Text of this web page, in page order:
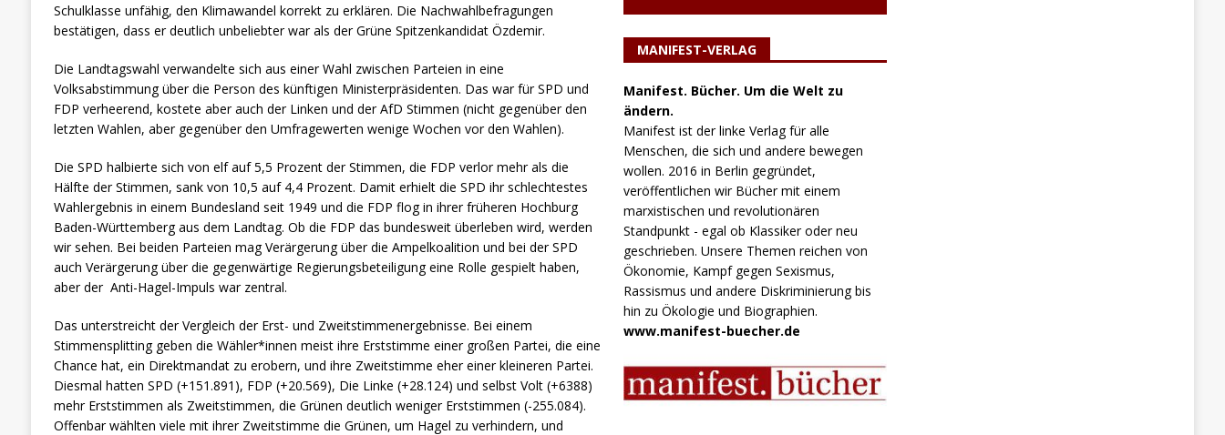
Schulklasse unfähig, den Klimawandel korrekt zu erklären. Die Nachwahlbefragungen
bestätigen, dass er deutlich unbeliebter war als der Grüne Spitzenkandidat Özdemir.
Die Landtagswahl verwandelte sich aus einer Wahl zwischen Parteien in eine
Volksabstimmung über die Person des künftigen Ministerpräsidenten. Das war für SPD und
FDP verheerend, kostete aber auch der Linken und der AfD Stimmen (nicht gegenüber den
letzten Wahlen, aber gegenüber den Umfragewerten wenige Wochen vor den Wahlen).
Die SPD halbierte sich von elf auf 5,5 Prozent der Stimmen, die FDP verlor mehr als die
Hälfte der Stimmen, sank von 10,5 auf 4,4 Prozent. Damit erhielt die SPD ihr schlechtestes
Wahlergebnis in einem Bundesland seit 1949 und die FDP flog in ihrer früheren Hochburg
Baden-Württemberg aus dem Landtag. Ob die FDP das bundesweit überleben wird, werden
wir sehen. Bei beiden Parteien mag Verärgerung über die Ampelkoalition und bei der SPD
auch Verärgerung über die gegenwärtige Regierungsbeteiligung eine Rolle gespielt haben,
aber der Anti-Hagel-Impuls war zentral.
Das unterstreicht der Vergleich der Erst- und Zweitstimmenergebnisse. Bei einem
Stimmensplitting geben die Wähler*innen meist ihre Erststimme einer großen Partei, die eine
Chance hat, ein Direktmandat zu erobern, und ihre Zweitstimme eher einer kleineren Partei.
Diesmal hatten SPD (+151.891), FDP (+20.569), Die Linke (+28.124) und selbst Volt (+6388)
mehr Erststimmen als Zweitstimmen, die Grünen deutlich weniger Erststimmen (-255.084).
Offenbar wählten viele mit ihrer Zweitstimme die Grünen, um Hagel zu verhindern, und
MANIFEST-VERLAG
Manifest. Bücher. Um die Welt zu
ändern.
Manifest ist der linke Verlag für alle
Menschen, die sich und andere bewegen
wollen. 2016 in Berlin gegründet,
veröffentlichen wir Bücher mit einem
marxistischen und revolutionären
Standpunkt - egal ob Klassiker oder neu
geschrieben. Unsere Themen reichen von
Ökonomie, Kampf gegen Sexismus,
Rassismus und andere Diskriminierung bis
hin zu Ökologie und Biographien.
www.manifest-buecher.de